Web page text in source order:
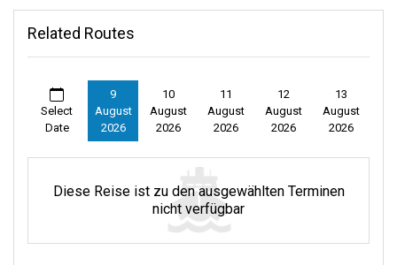
Related Routes
Select
Date
9
August
2026
10
August
2026
11
August
2026
12
August
2026
13
August
2026
Diese Reise ist zu den ausgewählten Terminen
nicht verfügbar